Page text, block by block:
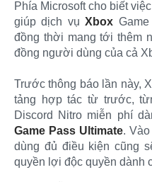
Phía Microsoft cho biết
giúp dịch vụXbox
đồng thời mang tới thêm
đồng người dùng của cả
Trước thông báo lần này,
tảng hợp tác từ trước,
Discord Nitro miễn phí
Game Pass Ultimate.
dùng đủ điều kiện cũng
quyền lợi độc quyền dành